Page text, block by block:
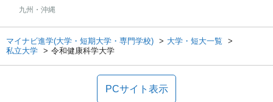
九州・沖縄
マイナビ進学(大学・短期大学・専門学校)
大学・短大一覧
私立大学
令和健康科学大学
PCサイト表示